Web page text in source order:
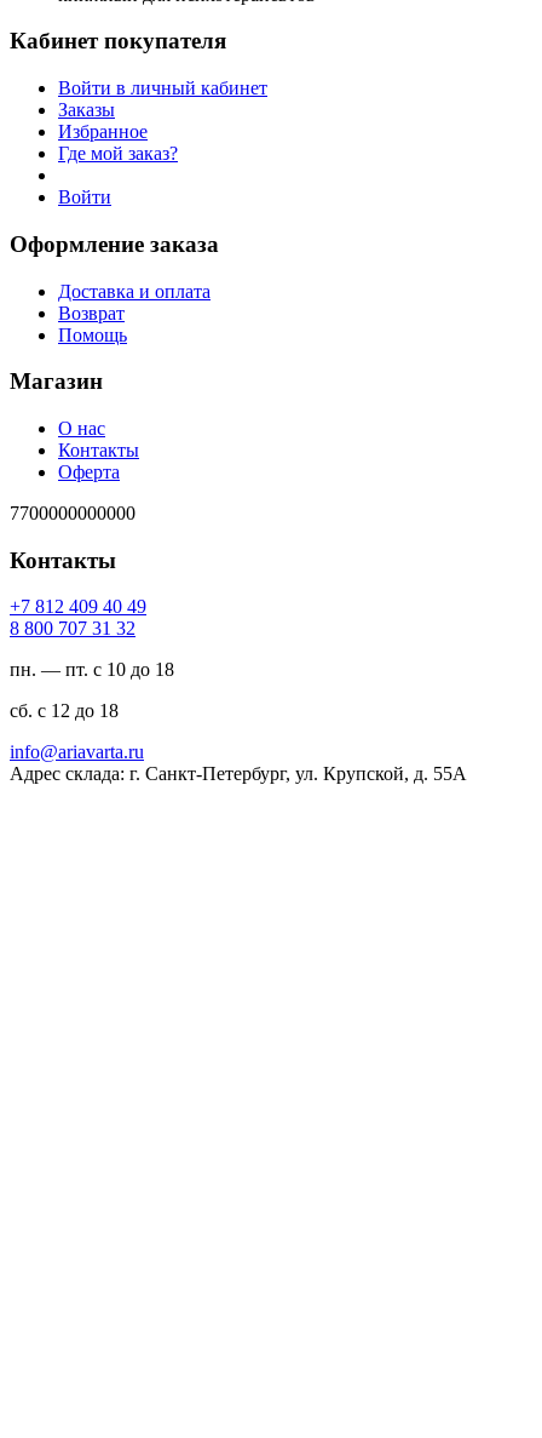
Кабинет покупателя
Войти в личный кабинет
Заказы
Избранное
Где мой заказ?
Войти
Оформление заказа
Доставка и оплата
Возврат
Помощь
Магазин
О нас
Контакты
Оферта
7700000000000
Контакты
94 04 904 218 7+
23 13 707 008 8
пн. — пт. с 10 до 18
сб. с 12 до 18
ur.atravaira@ofni
Адрес склада: г. Санкт-Петербург, ул. Крупской, д. 55А